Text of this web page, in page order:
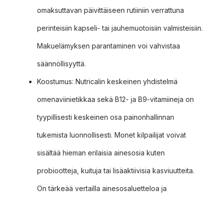
omaksuttavan päivittäiseen rutiiniin verrattuna
perinteisiin kapseli- tai jauhemuotoisiin valmisteisiin.
Makuelämyksen parantaminen voi vahvistaa
säännöllisyyttä.
Koostumus: Nutricalin keskeinen yhdistelmä
omenaviinietikkaa sekä B12- ja B9-vitamiineja on
tyypillisesti keskeinen osa painonhallinnan
tukemista luonnollisesti. Monet kilpailijat voivat
sisältää hieman erilaisia ainesosia kuten
probiootteja, kuituja tai lisäaktiivisia kasviuutteita.
On tärkeää vertailla ainesosaluetteloa ja